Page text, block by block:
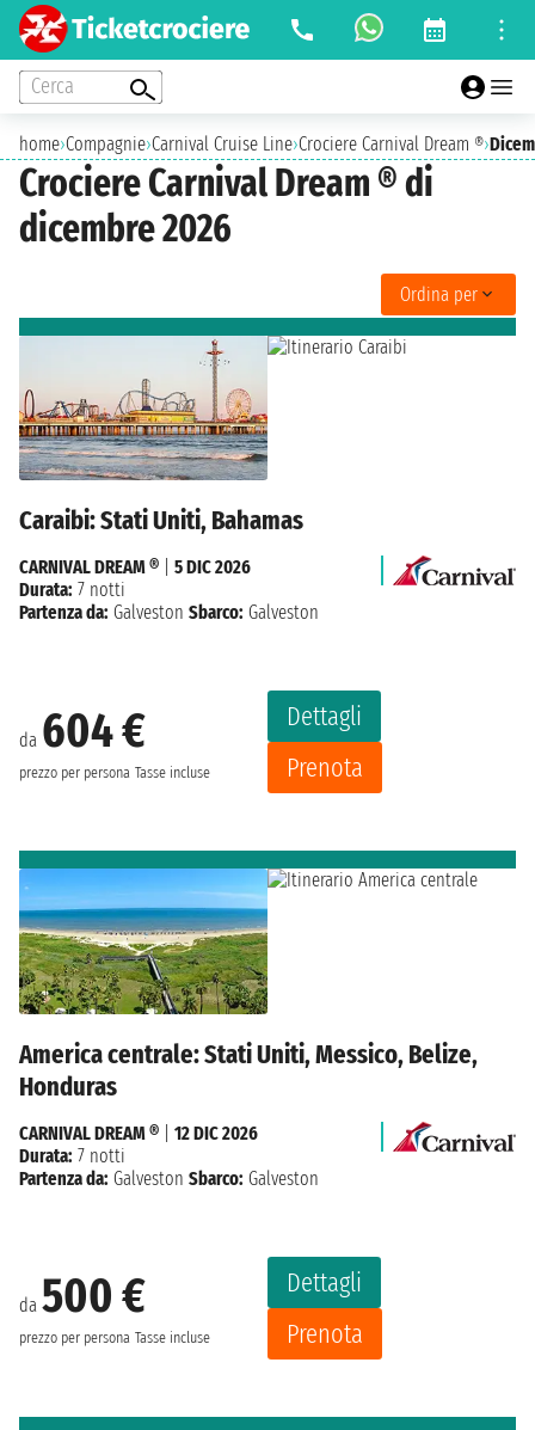
Cerca
home›Compagnie›Carnival Cruise Line›Crociere Carnival Dream ®›
Crociere Carnival Dream ® di
dicembre 2026
Ordina per
Caraibi: Stati Uniti, Bahamas
da 604 €
prezzo per persona Tasse incluse
Dettagli
Prenota
CARNIVAL DREAM ®
5 DIC 2026
Durata: 7 notti
Partenza da: Galveston Sbarco: Galveston
America centrale: Stati Uniti, Messico, Belize,
Honduras
da 500 €
prezzo per persona Tasse incluse
Dettagli
Prenota
CARNIVAL DREAM ®
12 DIC 2026
Durata: 7 notti
Partenza da: Galveston Sbarco: Galveston